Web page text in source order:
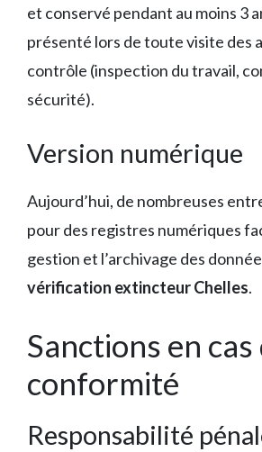
et conservé pendant au moins 3
présenté lors de toute visite des
contrôle (inspection du travail,
sécurité).
Version numérique
Aujourd’hui, de nombreuses
pour des registres numériques
gestion et l’archivage des
vérification extincteur Chelles.
Sanctions en
conformité
Responsabilité